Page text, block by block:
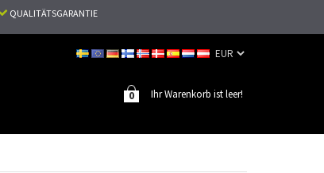
QUALITÄTSGARANTIE
Ihr Warenkorb ist leer!
0